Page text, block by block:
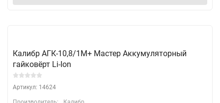
Калибр АГК-10,8/1М+ Мастер Аккумуляторный
гайковёрт Li-Ion
Артикул: 14624